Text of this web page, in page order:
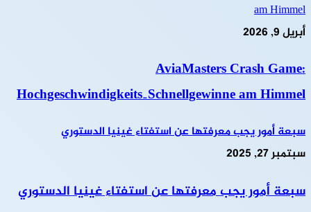
am Himmel
أبريل 9, 2026
AviaMasters Crash Game:
Hochgeschwindigkeits‑Schnellgewinne am Himmel
سبعة أمور يجب معرفتها عن استفتاء غينيا الدستوري
سبتمبر 27, 2025
سبعة أمور يجب معرفتها عن استفتاء غينيا الدستوري